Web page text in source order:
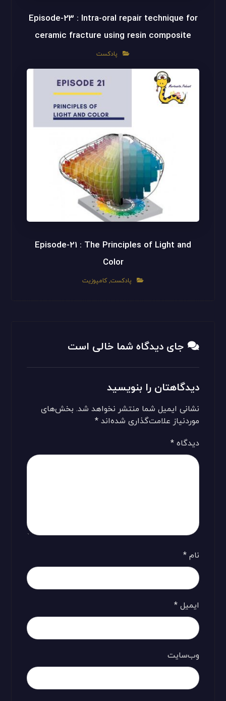
Episode-23 : Intra-oral repair technique for
ceramic fracture using resin composite
پادکست
Episode-21 : The Principles of Light and
Color
پادکست, کامپوزیت
جای دیدگاه شما خالی است
دیدگاهتان را بنویسید
نشانی ایمیل شما منتشر نخواهد شد. بخش‌های
موردنیاز علامت‌گذاری شده‌اند*
دیدگاه*
نام*
ایمیل*
وب‌سایت